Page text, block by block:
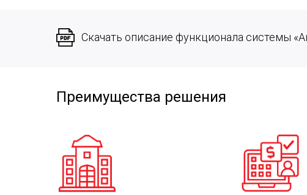
Скачать описание функционала системы
Преимущества решения